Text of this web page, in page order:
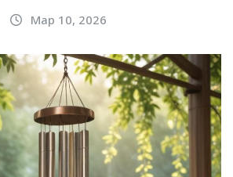
Мар 10, 2026